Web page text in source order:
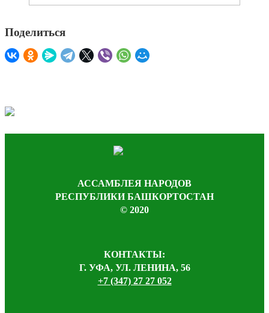
Поделиться
АССАМБЛЕЯ НАРОДОВ
РЕСПУБЛИКИ БАШКОРТОСТАН
© 2020
КОНТАКТЫ:
Г. УФА, УЛ. ЛЕНИНА, 56
+7 (347) 27 27 052